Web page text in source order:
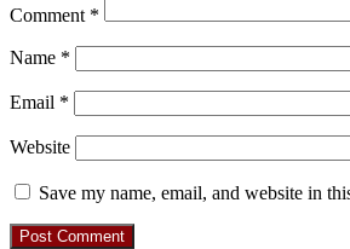
Comment *
Name *
Email *
Website
Save my name, email, and website in